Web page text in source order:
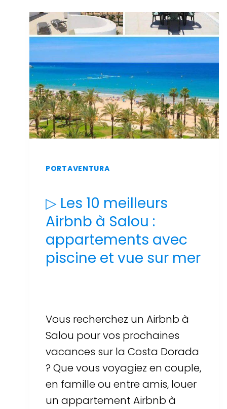
DE
PORT
AVENTURA
PORTAVENTURA
▷ Les 10 meilleurs
Airbnb à Salou :
appartements avec
piscine et vue sur mer
Vous recherchez un Airbnb à
Salou pour vos prochaines
vacances sur la Costa Dorada
? Que vous voyagiez en couple,
en famille ou entre amis, louer
un appartement Airbnb à